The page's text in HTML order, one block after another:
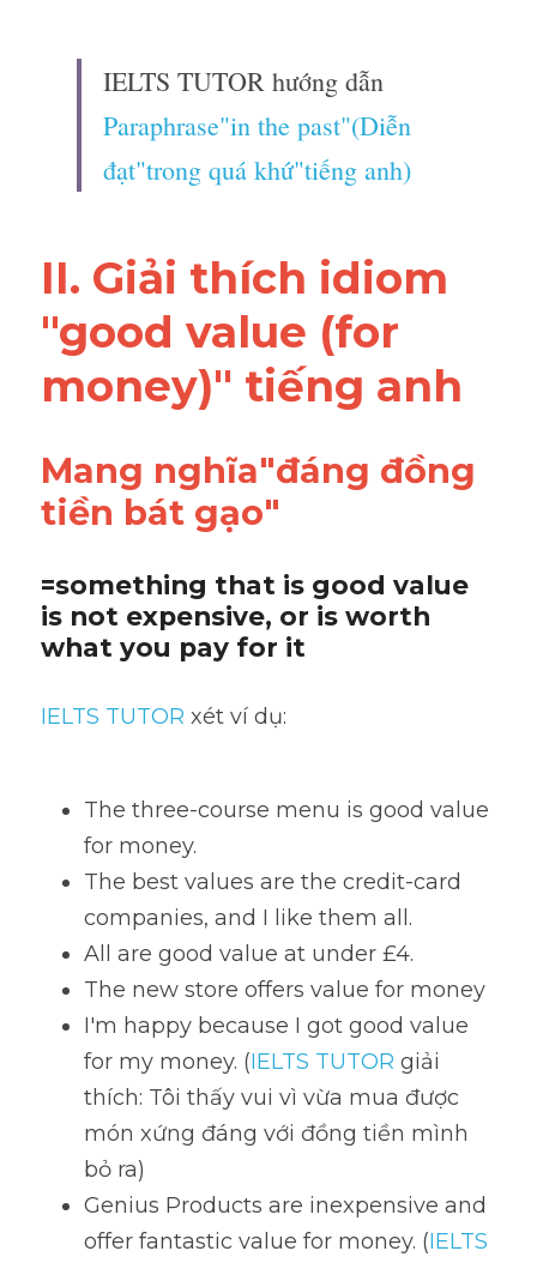
Paraphrase"in the past"(Diễn
đạt"trong quá khứ"tiếng anh)
II. Giải thích idiom
"good value (for
money)" tiếng anh
Mang nghĩa"đáng đồng
tiền bát gạo"
=something that is good value
is not expensive, or is worth
what you pay for it
IELTS TUTOR xét ví dụ:
The three-course menu is good value
for money.
The best values are the credit-card
companies, and I like them all.
All are good value at under £4.
The new store offers value for money
I'm happy because I got good value
for my money. (IELTS TUTOR giải
thích: Tôi thấy vui vì vừa mua được
món xứng đáng với đồng tiền mình
bỏ ra)
Genius Products are inexpensive and
offer fantastic value for money. (IELTS